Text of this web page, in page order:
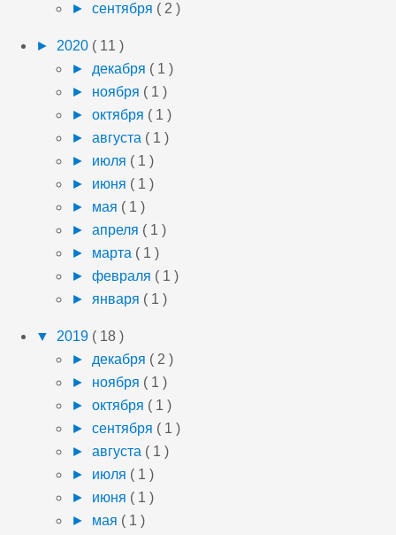
► сентября ( 2 )
► 2020 ( 11 )
► декабря ( 1 )
► ноября ( 1 )
► октября ( 1 )
► августа ( 1 )
► июля ( 1 )
► июня ( 1 )
► мая ( 1 )
► апреля ( 1 )
► марта ( 1 )
► февраля ( 1 )
► января ( 1 )
▼ 2019 ( 18 )
► декабря ( 2 )
► ноября ( 1 )
► октября ( 1 )
► сентября ( 1 )
► августа ( 1 )
► июля ( 1 )
► июня ( 1 )
► мая ( 1 )